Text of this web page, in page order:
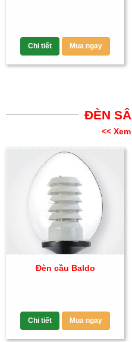
Chi tiết Mua ngay
ĐÈN
<<
Đèn cầu Baldo
Chi tiết Mua ngay